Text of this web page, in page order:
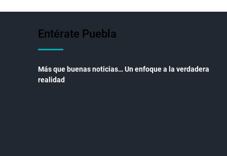
Entérate Puebla
Más que buenas noticias… Un enfoque a la verdadera
realidad